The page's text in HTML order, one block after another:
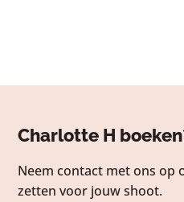
Charlotte H
Neem contact met ons op
zetten voor jouw shoot.